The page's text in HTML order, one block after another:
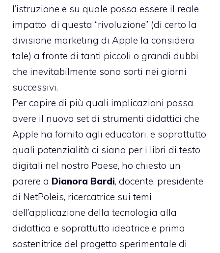
l’istruzione e su quale possa essere il reale
impatto di questa “rivoluzione” (di certo la
divisione marketing di Apple la considera
tale) a fronte di tanti piccoli o grandi dubbi
che inevitabilmente sono sorti nei giorni
successivi.
Per capire di più quali implicazioni possa
avere il nuovo set di strumenti didattici che
Apple ha fornito agli educatori, e soprattutto
quali potenzialità ci siano per i libri di testo
digitali nel nostro Paese, ho chiesto un
parere a Dianora Bardi, docente, presidente
di NetPoleis, ricercatrice sui temi
dell’applicazione della tecnologia alla
didattica e soprattutto ideatrice e prima
sostenitrice del progetto sperimentale di